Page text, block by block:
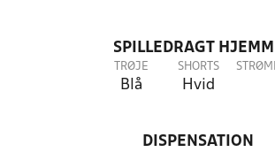
SPILLEDRAGT
TRØJE
Blå
SHORTS
Hvid
DISPENSATION